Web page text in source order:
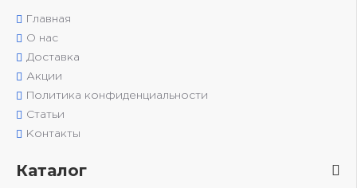
Главная
О нас
Доставка
Акции
Политика конфиденциальности
Статьи
Контакты
Каталог